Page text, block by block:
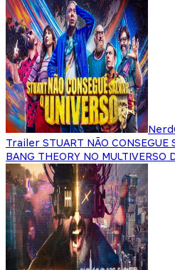
Trailer STUART NÃO CONSEGUE
BANG THEORY NO MULTIVERSO